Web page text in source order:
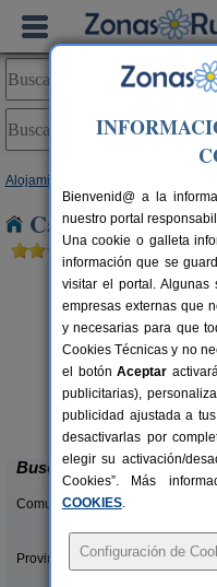
Alojamientos
Casas Rurales
Casa Rural
Pedrola
Buscar
Comunidades:
Provincias/Islas:
Bienvenid@ a la
nuestro portal
Una cookie o galleta
información que se
visitar el portal. Algunas
empresas externas que
y necesarias para que
Cookies Técnicas y no
el botónAceptar
publicitarias),
publicidad ajustada a
desactivarlas por
elegir su activación/
Cookies”. Más
COOKIES.